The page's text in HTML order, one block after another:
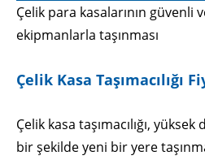
Çelik para kasalarının güvenli
ekipmanlarla taşınması
Çelik Kasa Taşımacılığı
Çelik kasa taşımacılığı,
bir şekilde yeni bir yere